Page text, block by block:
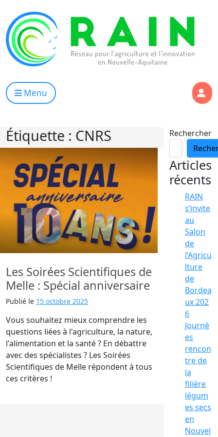
Menu
Étiquette : CNRS
Les Soirées Scientifiques de
Melle : Spécial anniversaire
Publié le 15 octobre 2025
Vous souhaitez mieux comprendre les
questions liées à l'agriculture, la nature,
l'alimentation et la santé ? En débattre
avec des spécialistes ? Les Soirées
Scientifiques de Melle répondent à tous
ces critères !
Rechercher
Articles
récents
RAIN
s’invite
au
Salon
de
l’Agricu
lture
de
Bordea
ux 202
6
Journé
es
rencon
tre de
la
filière
légum
es secs
en
Nouvel